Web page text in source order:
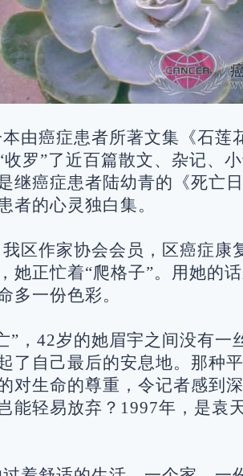
由癌症患者所著文集《石莲
收罗”了近百篇散文、杂记、
继癌症患者陆幼青的《死亡
者的心灵独白集。
区作家协会会员，区癌症康
她正忙着“爬格子”。用她的
多一份色彩。
”，42岁的她眉宇之间没有一
了自己最后的安息地。那种
对生命的尊重，令记者感到
能轻易放弃？1997年，是袁